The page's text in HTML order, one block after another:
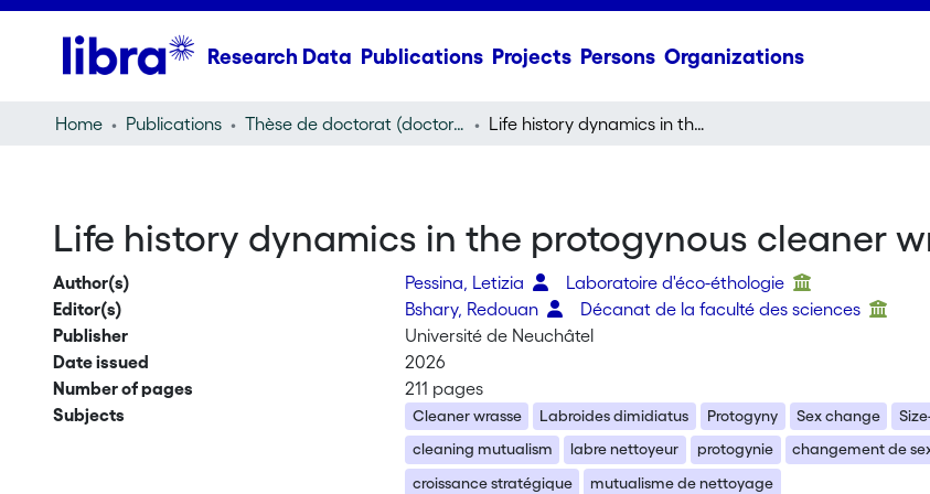
Research Data Publications Projects Persons Organizations
Home Publications Thèse de doctorat (doctoral thesis) Life history dynamics in the protogynous cleaner wrasse "Labroides dimidiatus"
Life history dynamics in the protogynous cleaner
Author(s) Pessina, Letizia
Laboratoire d'éco-éthologie
Editor(s)
Bshary, Redouan
Décanat de la faculté des sciences
Publisher
Université de Neuchâtel
Date issued
2026
Number of pages
211 pages
Subjects
Cleaner wrasse Labroides dimidiatus Protogyny Sex change
cleaning mutualism
labre nettoyeur protogynie changement de
croissance stratégique
mutualisme de nettoyage